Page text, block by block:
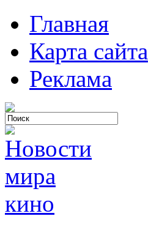
Главная
Карта сайта
Реклама